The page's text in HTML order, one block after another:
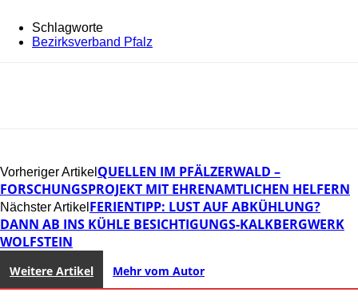
Schlagworte
Bezirksverband Pfalz
Vorheriger Artikel QUELLEN IM PFÄLZERWALD –
FORSCHUNGSPROJEKT MIT EHRENAMTLICHEN HELFERN
Nächster Artikel FERIENTIPP: LUST AUF ABKÜHLUNG?
DANN AB INS KÜHLE BESICHTIGUNGS-KALKBERGWERK
WOLFSTEIN
Weitere Artikel Mehr vom Autor